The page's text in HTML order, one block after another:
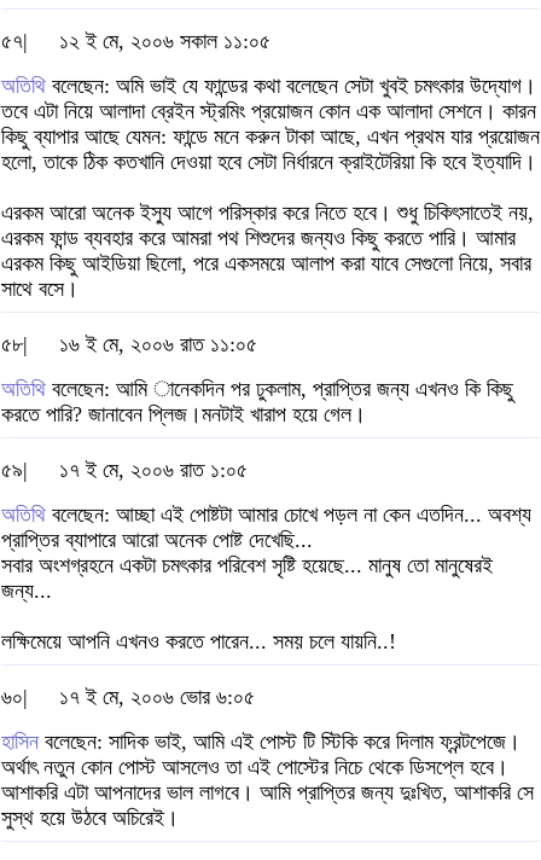
৫৭|
১২ ই মে, ২০০৬ সকাল ১১:০৫
অতিথি বলেছেন: অমি ভাই যে ফান্ডের কথা বলেছেন সেটা খুবই চমৎকার উদ্যোগ।
তবে এটা নিয়ে আলাদা ব্রেইন স্ট্রমিং প্রয়োজন কোন এক আলাদা সেশনে। কারন
কিছু ব্যাপার আছে যেমন: ফান্ডে মনে করুন টাকা আছে, এখন প্রথম যার প্রয়োজন
হলো, তাকে ঠিক কতখানি দেওয়া হবে সেটা নির্ধারনে ক্রাইটেরিয়া কি হবে ইত্যাদি।
এরকম আরো অনেক ইসু্য আগে পরিস্কার করে নিতে হবে। শুধু চিকিৎসাতেই নয়,
এরকম ফান্ড ব্যবহার করে আমরা পথ শিশুদের জন্যও কিছু করতে পারি। আমার
এরকম কিছু আইডিয়া ছিলো, পরে একসময়ে আলাপ করা যাবে সেগুলো নিয়ে, সবার
সাথে বসে।
৫৮|
১৬ ই মে, ২০০৬ রাত ১১:০৫
অতিথি বলেছেন: আমি ানেকদিন পর ঢুকলাম, প্রাপ্তির জন্য এখনও কি কিছু
করতে পারি? জানাবেন প্লিজ।মনটাই খারাপ হয়ে গেল।
৫৯|
১৭ ই মে, ২০০৬ রাত ১:০৫
অতিথি বলেছেন: আচ্ছা এই পোষ্টটা আমার চোখে পড়ল না কেন এতদিন... অবশ্য
প্রাপ্তির ব্যাপারে আরো অনেক পোষ্ট দেখেছি...
সবার অংশগ্রহনে একটা চমৎকার পরিবেশ সৃষ্টি হয়েছে... মানুষ তো মানুষেরই
জন্য...
লক্ষিমেয়ে আপনি এখনও করতে পারেন... সময় চলে যায়নি..!
৬০|
১৭ ই মে, ২০০৬ ভোর ৬:০৫
হাসিন বলেছেন: সাদিক ভাই, আমি এই পোস্ট টি স্টিকি করে দিলাম ফ্রন্টপেজে।
অর্থাৎ নতুন কোন পোস্ট আসলেও তা এই পোস্টের নিচে থেকে ডিসপ্লে হবে।
আশাকরি এটা আপনাদের ভাল লাগবে। আমি প্রাপ্তির জন্য দুঃখিত, আশাকরি সে
সুস্থ হয়ে উঠবে অচিরেই।